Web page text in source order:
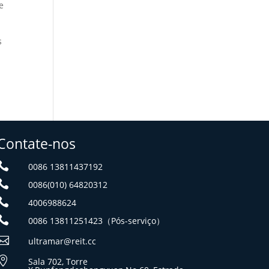
nos
0086 13811437192
0086(010) 64820312
4006988624
0086 13811251423（Pós-serviço）
ultramar@reit.cc
Sala 702, Torre